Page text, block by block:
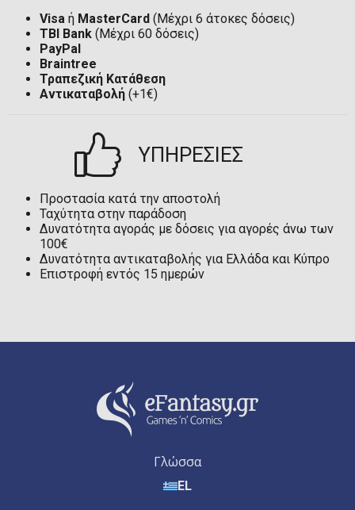
Visa ή MasterCard (Μέχρι 6 άτοκες δόσεις)
TBI Bank (Μέχρι 60 δόσεις)
PayPal
Braintree
Τραπεζική Κατάθεση
Αντικαταβολή (+1€)
ΥΠΗΡΕΣΙΕΣ
Προστασία κατά την αποστολή
Ταχύτητα στην παράδοση
Δυνατότητα αγοράς με δόσεις για αγορές άνω των
100€
Δυνατότητα αντικαταβολής για Ελλάδα και Κύπρο
Επιστροφή εντός 15 ημερών
Γλώσσα
EL